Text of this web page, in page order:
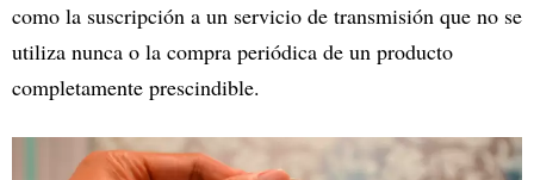
como la suscripción a un servicio de transmisión que no se
utiliza nunca o la compra periódica de un producto
completamente prescindible.